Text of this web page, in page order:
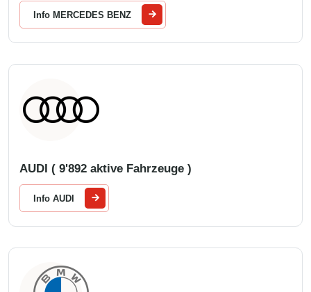
Info MERCEDES BENZ
AUDI ( 9'892 aktive Fahrzeuge )
Info AUDI